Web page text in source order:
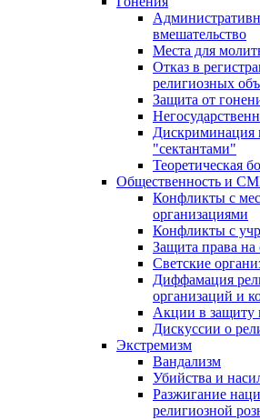
вмешательство
Места для
Отказ в
религиозных
Защита от
Дискриминация
"сектантами"
Теоретическая
Общественность и
Конфликты с
организациями
Конфликты с
Защита права на
Светские
Диффамация
организаций и
Акции в защиту
Дискуссии о
Экстремизм
Вандализм
Убийства и
Разжигание
религиозной